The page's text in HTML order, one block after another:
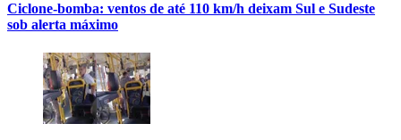
Ciclone-bomba: ventos de até 110 km/h deixam Sul e Sudeste
sob alerta máximo